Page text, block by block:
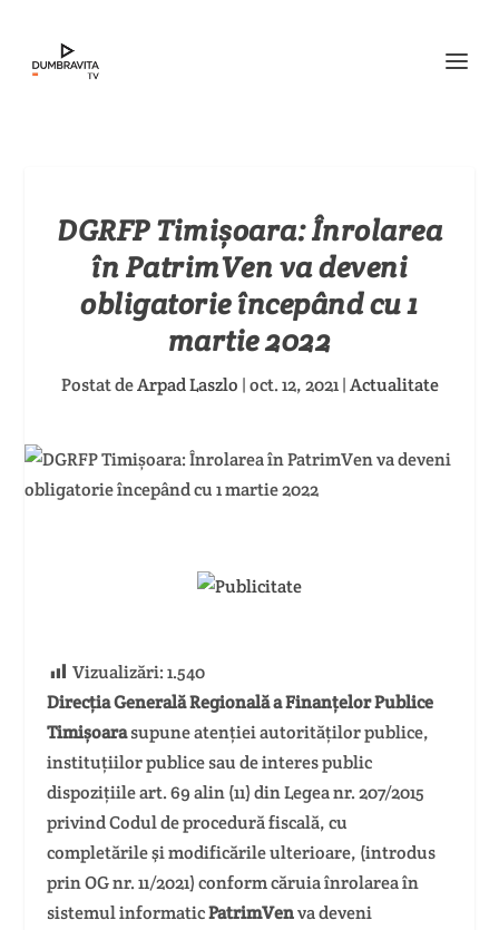
DGRFP Timișoara: Înrolarea
în PatrimVen va deveni
obligatorie începând cu 1
martie 2022
Postat deArpad Laszlo |oct. 12, 2021|Actualitate
Vizualizări: 1.540
Direcția Generală Regională a Finanțelor Publice
Timișoarasupune atenției autorităților publice,
instituțiilor publice sau de interes public
dispozițiile art. 69 alin (11) din Legea nr. 207/2015
privind Codul de procedură fiscală, cu
completările şi modificările ulterioare, (introdus
prin OG nr. 11/2021) conform căruia înrolarea în
sistemul informaticPatrimVenva deveni